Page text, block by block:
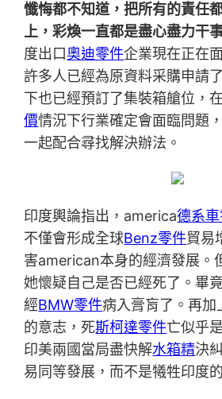
懺悔都不知道，把所有的責任
上，彩煥一直都是盡心盡力干事
度出口奧迪零件企業現在正在
許多人已經為原資料采購申請
下也已經預訂了集裝箱艙位，
價情況下行業確定會面臨問題
一起配合尋找解決辦法。
印度輿論指出，america德系
不僅會形成全球Benz零件貿易
害american本身的經濟發展。
她懷疑自己是否已經死了。畢
經BMW零件病入膏肓了。再加
的意志，死斯柯達零件亡似乎
印美兩國當局盡快解水箱精決
易同等發展，而不是犧牲印度